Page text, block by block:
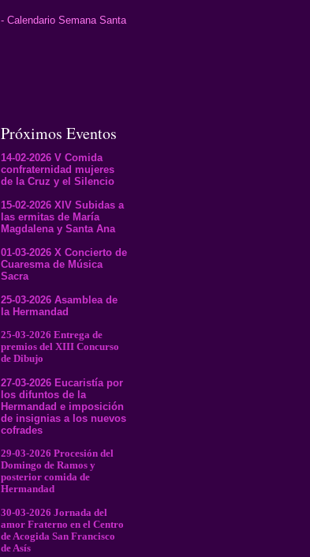
- Calendario Semana Santa
Próximos Eventos
14-02-2026 V Comida
confraternidad mujeres
de la Cruz y el Silencio
15-02-2026 XIV Subidas a
las ermitas de María
Magdalena y Santa Ana
01-03-2026 X Concierto de
Cuaresma de Música
Sacra
25-03-2026 Asamblea de
la Hermandad
25-03-2026 Entrega de
premios del XIII Concurso
de Dibujo
27-03-2026 Eucaristía por
los difuntos de la
Hermandad e imposición
de insignias a los nuevos
cofrades
29-03-2026 Procesión del
Domingo de Ramos y
posterior comida de
Hermandad
30-03-2026 Jornada del
amor Fraterno en el Centro
de Acogida San Francisco
de Asís